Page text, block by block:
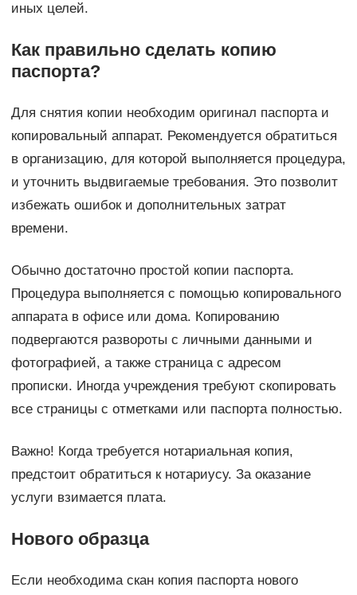
иных целей.
Как правильно сделать копию
паспорта?
Для снятия копии необходим оригинал паспорта и
копировальный аппарат. Рекомендуется обратиться
в организацию, для которой выполняется процедура,
и уточнить выдвигаемые требования. Это позволит
избежать ошибок и дополнительных затрат
времени.
Обычно достаточно простой копии паспорта.
Процедура выполняется с помощью копировального
аппарата в офисе или дома. Копированию
подвергаются развороты с личными данными и
фотографией, а также страница с адресом
прописки. Иногда учреждения требуют скопировать
все страницы с отметками или паспорта полностью.
Важно! Когда требуется нотариальная копия,
предстоит обратиться к нотариусу. За оказание
услуги взимается плата.
Нового образца
Если необходима скан копия паспорта нового